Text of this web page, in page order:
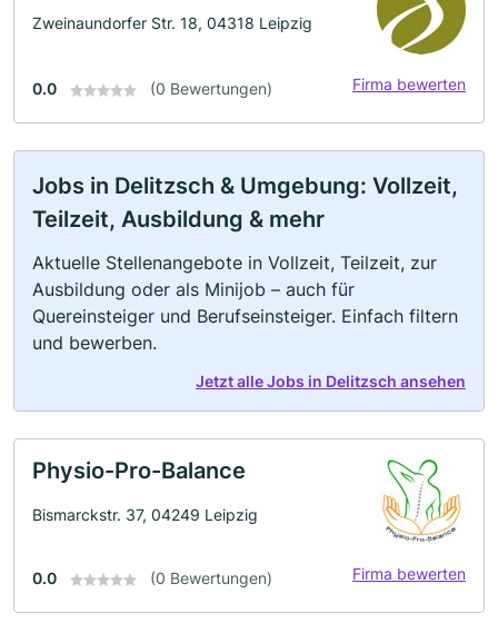
Zweinaundorfer Str. 18, 04318 Leipzig
0.0 (0 Bewertungen) Firma bewerten
Jobs in Delitzsch & Umgebung: Vollzeit,
Teilzeit, Ausbildung & mehr
Aktuelle Stellenangebote in Vollzeit, Teilzeit, zur
Ausbildung oder als Minijob – auch für
Quereinsteiger und Berufseinsteiger. Einfach filtern
und bewerben.
Jetzt alle Jobs in Delitzsch ansehen
Physio-Pro-Balance
Bismarckstr. 37, 04249 Leipzig
0.0 (0 Bewertungen) Firma bewerten